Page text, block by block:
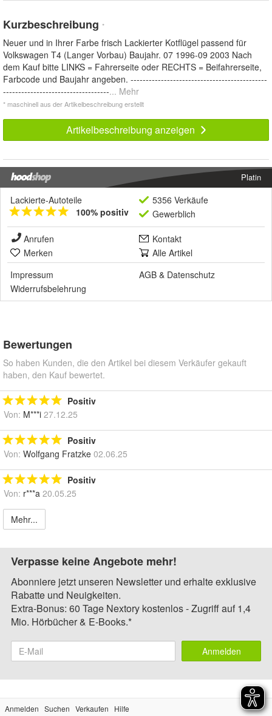
Kurzbeschreibung *
Neuer und in Ihrer Farbe frisch Lackierter Kotflügel passend für
Volkswagen T4 (Langer Vorbau) Baujahr. 07 1996-09 2003 Nach
dem Kauf bitte LINKS = Fahrerseite oder RECHTS = Beifahrerseite,
Farbcode und Baujahr angeben. ---------------------------------------------
-----------------------------------... Mehr
* maschinell aus der Artikelbeschreibung erstellt
Artikelbeschreibung anzeigen
Platin
Lackierte-Autoteile
100% positiv
5356 Verkäufe
Gewerblich
Anrufen
Kontakt
Merken
Alle Artikel
Impressum
AGB & Datenschutz
Widerrufsbelehrung
Bewertungen
So haben Kunden, die den Artikel bei diesem Verkäufer gekauft
haben, den Kauf bewertet.
Positiv
Von: M***i 27.12.25
Positiv
Von: Wolfgang Fratzke 02.06.25
Positiv
Von: r***a 20.05.25
Mehr...
Verpasse keine Angebote mehr!
Abonniere jetzt unseren Newsletter und erhalte exklusive
Rabatte und Neuigkeiten.
Extra-Bonus: 60 Tage Nextory kostenlos - Zugriff auf 1,4
Mio. Hörbücher & E-Books.*
Anmelden
Anmelden Suchen Verkaufen
Hilfe